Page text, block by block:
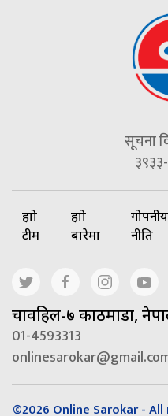
सूचना
हाम्रो
टीम
हाम्रो
बारेमा
नीति
चावहिल-७ काठमाडौं,
01-4593313
©2026 Online Sarokar -